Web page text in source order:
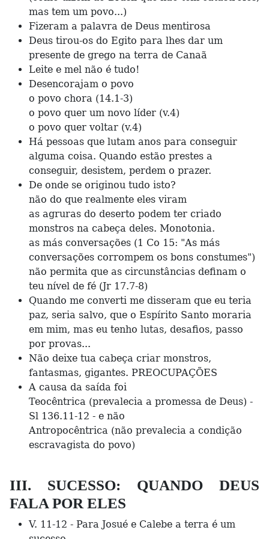
mas tem um povo...)
Fizeram a palavra de Deus mentirosa
Deus tirou-os do Egito para lhes dar um
presente de grego na terra de Canaã
Leite e mel não é tudo!
Desencorajam o povo
o povo chora (14.1-3)
o povo quer um novo líder (v.4)
o povo quer voltar (v.4)
Há pessoas que lutam anos para conseguir
alguma coisa. Quando estão prestes a
conseguir, desistem, perdem o prazer.
De onde se originou tudo isto?
não do que realmente eles viram
as agruras do deserto podem ter criado
monstros na cabeça deles. Monotonia.
as más conversações (1 Co 15: "As más
conversações corrompem os bons constumes")
não permita que as circunstâncias definam o
teu nível de fé (Jr 17.7-8)
Quando me converti me disseram que eu teria
paz, seria salvo, que o Espírito Santo moraria
em mim, mas eu tenho lutas, desafios, passo
por provas...
Não deixe tua cabeça criar monstros,
fantasmas, gigantes. PREOCUPAÇÕES
A causa da saída foi
Teocêntrica (prevalecia a promessa de Deus) -
Sl 136.11-12 - e não
Antropocêntrica (não prevalecia a condição
escravagista do povo)
III. SUCESSO: QUANDO DEUS
FALA POR ELES
V. 11-12 - Para Josué e Calebe a terra é um